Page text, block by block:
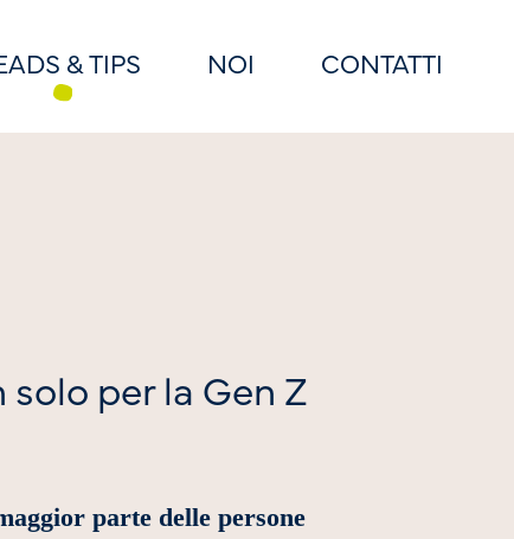
& TIPS NOI CONTATTI
per la Gen Z
parte delle persone